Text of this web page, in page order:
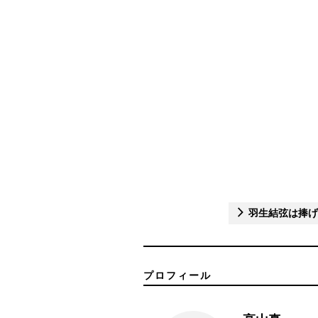
羽生結弦は捧
プロフィール